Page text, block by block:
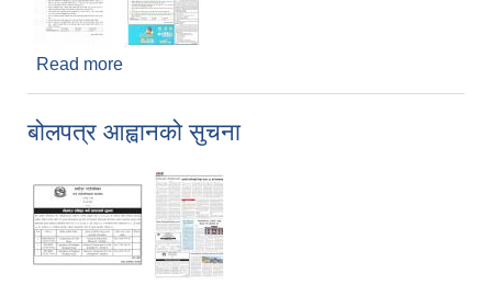
Read more
बोलपत्र आह्वानको सुचना